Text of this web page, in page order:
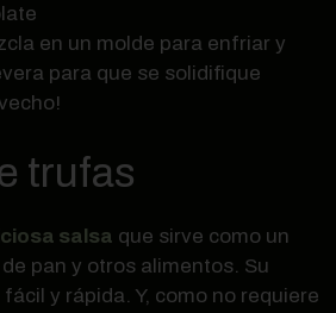
en un molde para enfriar y
para que se solidifique
trufas
salsa que sirve como un
pan y otros alimentos. Su
y rápida. Y, como no requiere